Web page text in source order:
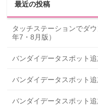
最近の投稿
タッチステーションでダ
年7・8月版）
バンダイデータスポット
バンダイデータスポット
バンダイデータスポット